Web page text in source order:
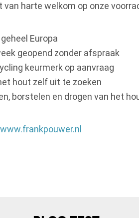
van harte welkom op onze
Europa
geopend zonder afspraak
keurmerk op aanvraag
hout zelf uit te zoeken
borstelen en drogen van het
www.frankpouwer.nl